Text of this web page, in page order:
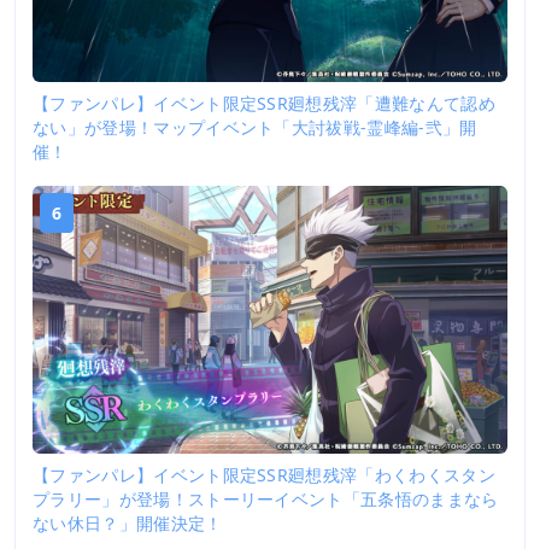
【ファンパレ】イベント限定SSR廻想残滓「遭難なんて認め
ない」が登場！マップイベント「大討祓戦-霊峰編-弐」開
催！
6
【ファンパレ】イベント限定SSR廻想残滓「わくわくスタン
プラリー」が登場！ストーリーイベント「五条悟のままなら
ない休日？」開催決定！